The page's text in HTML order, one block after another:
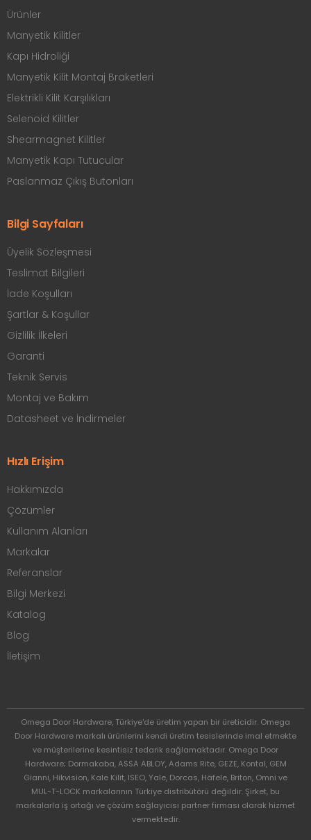
Ürünler
Manyetik Kilitler
Kapı Hidroliği
Manyetik Kilit Montaj Braketleri
Elektrikli Kilit Karşılıkları
Selenoid Kilitler
Shearmagnet Kilitler
Manyetik Kapı Tutucular
Paslanmaz Çıkış Butonları
Bilgi Sayfaları
Üyelik Sözleşmesi
Teslimat Bilgileri
İade Koşulları
Şartlar & Koşullar
Gizlilik İlkeleri
Garanti
Teknik Servis
Montaj ve Bakım
Datasheet ve İndirmeler
Hızlı Erişim
Hakkımızda
Çözümler
Kullanım Alanları
Markalar
Referanslar
Bilgi Merkezi
Katalog
Blog
İletişim
Omega Door Hardware, Türkiye'de üretim yapan bir üreticidir. Omega
Door Hardware markalı ürünlerini kendi üretim tesislerinde imal etmekte
ve müşterilerine kesintisiz tedarik sağlamaktadır. Omega Door
Hardware; Dormakaba, ASSA ABLOY, Adams Rite, GEZE, Kontal, GEM
Gianni, Hikvision, Kale Kilit, ISEO, Yale, Dorcas, Häfele, Briton, Omni ve
MUL-T-LOCK markalarının Türkiye distribütörü değildir. Şirket, bu
markalarla iş ortağı ve çözüm sağlayıcısı partner firması olarak hizmet
vermektedir.